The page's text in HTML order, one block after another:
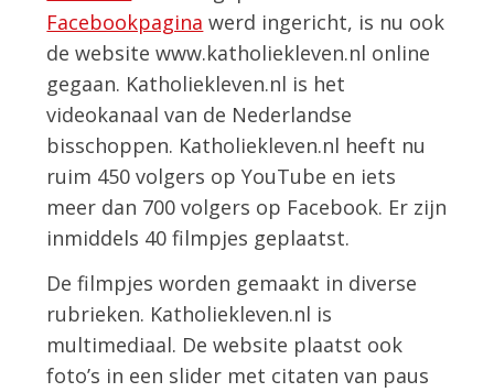
Facebookpagina werd ingericht, is nu ook
de website www.katholiekleven.nl online
gegaan. Katholiekleven.nl is het
videokanaal van de Nederlandse
bisschoppen. Katholiekleven.nl heeft nu
ruim 450 volgers op YouTube en iets
meer dan 700 volgers op Facebook. Er zijn
inmiddels 40 filmpjes geplaatst.
De filmpjes worden gemaakt in diverse
rubrieken. Katholiekleven.nl is
multimediaal. De website plaatst ook
foto’s in een slider met citaten van paus